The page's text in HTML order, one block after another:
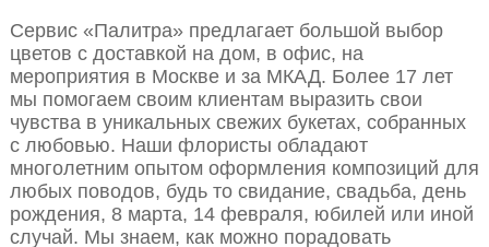
Сервис «Палитра» предлагает большой выбор
цветов с доставкой на дом, в офис, на
мероприятия в Москве и за МКАД. Более 17 лет
мы помогаем своим клиентам выразить свои
чувства в уникальных свежих букетах, собранных
с любовью. Наши флористы обладают
многолетним опытом оформления композиций для
любых поводов, будь то свидание, свадьба, день
рождения, 8 марта, 14 февраля, юбилей или иной
случай. Мы знаем, как можно порадовать